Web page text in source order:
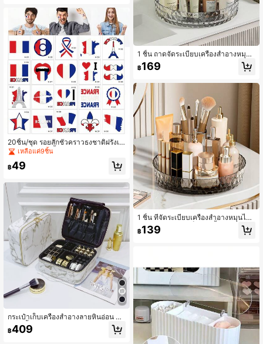
สำหรับผู้หญิง, เหมาะสำหรับห้องน้ำ, โต๊
ะเครื่องแป้ง, ห้องนอน, ใส่ลิปสติก, ลิปกล
อส, ดินสอเขียนคิ้ว, แปรงแต่งหน้า, อาย
ไลเนอร์, ดินสอเขียนขอบปาก, มาสคาร่
า, แปรงอายแชโดว์
20ชิ้น/ชุด รอยสักชั่วคราวธงชาติฝรั่งเศ
ส, สติกเกอร์กันน้ำสำหรับใบหน้า/แขน
รั่งเศส
เหลือแค่9ชิ้น
฿49
กระเป๋าเก็บเครื่องสำอางลายหินอ่อน P
U กันน้ำ สำหรับเดินทาง แบบแบน พกพ
าสะดวก สำหรับเครื่องสำอางและอุปกร
฿409
1 ชิ้น ถาดจัดระเบียบเครื่องสำอางหมุนไ
ด้ 360 องศา, กล่องเก็บของอเนกประสง
ค์บนเดสก์ท็อป, ชั้นวางของในห้องน้ำค
฿169
1 ชิ้น ที่จัดระเบียบเครื่องสำอางหมุนได้
360 องศา, กล่องเก็บของตั้งโต๊ะอเนกป
ระสงค์, ชั้นวางของในห้องน้ำความจุขน
฿139